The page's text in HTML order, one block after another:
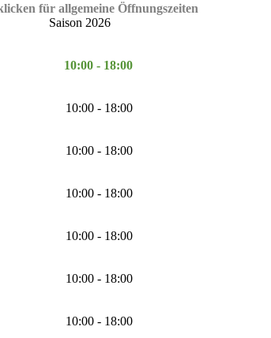
für allgemeine Öffnungszeiten
Saison 2026
10:00 - 18:00
10:00 - 18:00
10:00 - 18:00
10:00 - 18:00
10:00 - 18:00
10:00 - 18:00
10:00 - 18:00